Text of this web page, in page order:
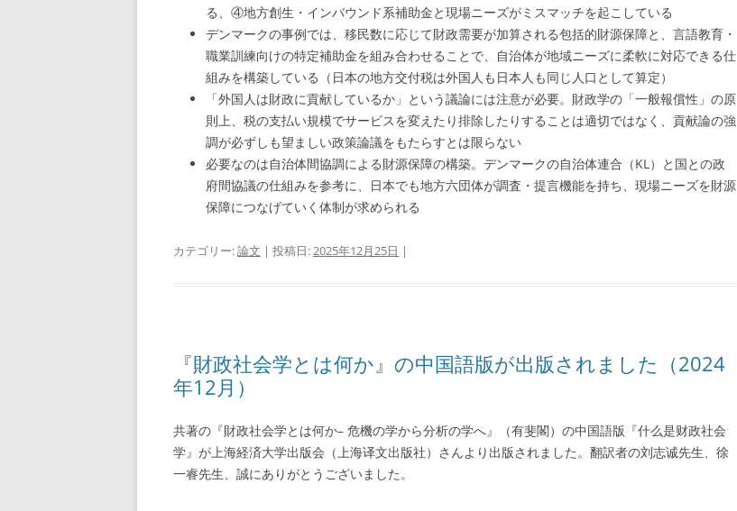
る、④地方創生・インバウンド系補助金と現場ニーズがミスマッチを起こしている
デンマークの事例では、移民数に応じて財政需要が加算される包括的財源保障と、言語教育・
職業訓練向けの特定補助金を組み合わせることで、自治体が地域ニーズに柔軟に対応できる仕
組みを構築している（日本の地方交付税は外国人も日本人も同じ人口として算定）
「外国人は財政に貢献しているか」という議論には注意が必要。財政学の「一般報償性」の原
則上、税の支払い規模でサービスを変えたり排除したりすることは適切ではなく、貢献論の強
調が必ずしも望ましい政策論議をもたらすとは限らない
必要なのは自治体間協調による財源保障の構築。デンマークの自治体連合（KL）と国との政
府間協議の仕組みを参考に、日本でも地方六団体が調査・提言機能を持ち、現場ニーズを財源
保障につなげていく体制が求められる
カテゴリー:論文 | 投稿日:2025年12月25日 |
『財政社会学とは何か』の中国語版が出版されました（2024
年12月）
共著の『財政社会学とは何か– 危機の学から分析の学へ』（有斐閣）の中国語版『什么是财政社会
学』が上海経済大学出版会（上海译文出版社）さんより出版されました。翻訳者の刘志诚先生、徐
一睿先生、誠にありがとうございました。